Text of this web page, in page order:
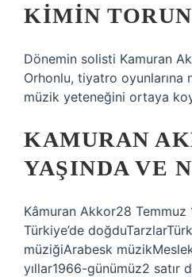
KIMIN
Dönemin solisti Kamuran
Orhonlu, tiyatro oyunlarına
müzik yeteneğini ortaya
KAMURAN
YAŞINDA VE
Kâmuran Akkor28 Temmuz
Türkiye’de
müziğiArabesk
yıllar1966-günümüz2 satır